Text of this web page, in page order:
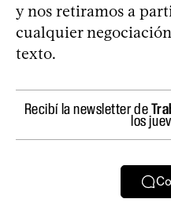
y nos retiramos a
cualquier
texto.
Recibí la newsletter de
los